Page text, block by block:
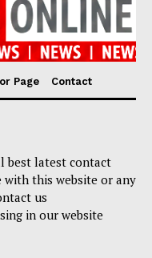
Page Contact
best latest contact
this website or any
us
in our website